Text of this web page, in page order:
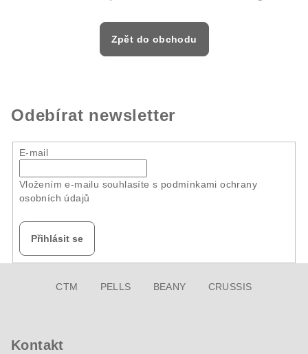
Zpět do obchodu
Odebírat newsletter
E-mail
Vložením e-mailu souhlasíte s podmínkami ochrany
osobních údajů
Přihlásit se
CTM PELLS BEANY CRUSSIS
Kontakt